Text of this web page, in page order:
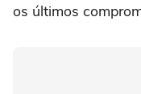
os últimos